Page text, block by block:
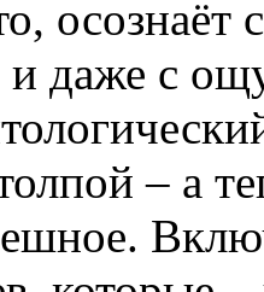
и даже с
– а